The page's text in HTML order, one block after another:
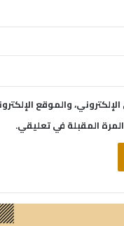
والموقع
المقبلة في تعليقي.